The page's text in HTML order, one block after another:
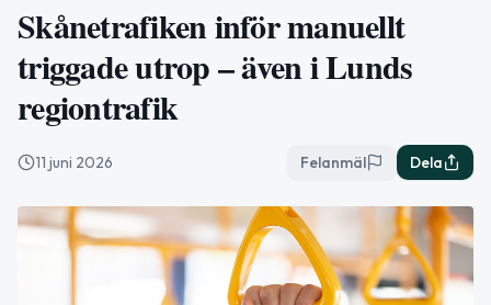
Skånetrafiken inför manuellt
triggade utrop – även i Lunds
regiontrafik
11 juni 2026 Felanmäl Dela